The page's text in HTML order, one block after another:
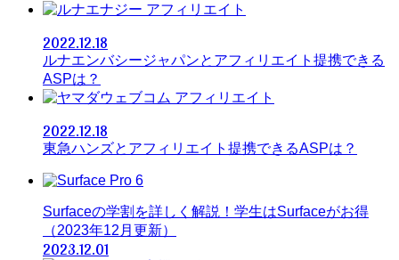
アフィリエイト
2022.12.18
ルナエンバシージャパンとアフィリエイト提携できる
ASPは？
アフィリエイト
2022.12.18
東急ハンズとアフィリエイト提携できるASPは？
Surfaceの学割を詳しく解説！学生はSurfaceがお得
（2023年12月更新）
2023.12.01